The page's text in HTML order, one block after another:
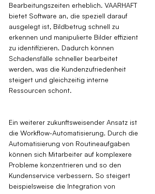
Bearbeitungszeiten erheblich. VAARHAFT
bietet Software an, die speziell darauf
ausgelegt ist, Bildbetrug schnell zu
erkennen und manipulierte Bilder effizient
zu identifizieren. Dadurch können
Schadensfälle schneller bearbeitet
werden, was die Kundenzufriedenheit
steigert und gleichzeitig interne
Ressourcen schont.
Ein weiterer zukunftsweisender Ansatz ist
die Workflow-Automatisierung. Durch die
Automatisierung von Routineaufgaben
können sich Mitarbeiter auf komplexere
Probleme konzentrieren und so den
Kundenservice verbessern. So steigert
beispielsweise die Integration von